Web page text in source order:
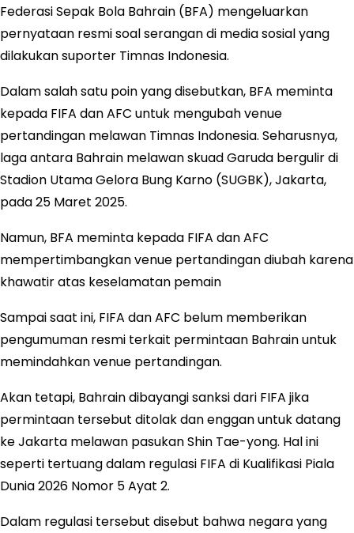
Federasi Sepak Bola Bahrain (BFA) mengeluarkan
pernyataan resmi soal serangan di media sosial yang
dilakukan suporter Timnas Indonesia.
Dalam salah satu poin yang disebutkan, BFA meminta
kepada FIFA dan AFC untuk mengubah venue
pertandingan melawan Timnas Indonesia. Seharusnya,
laga antara Bahrain melawan skuad Garuda bergulir di
Stadion Utama Gelora Bung Karno (SUGBK), Jakarta,
pada 25 Maret 2025.
Namun, BFA meminta kepada FIFA dan AFC
mempertimbangkan venue pertandingan diubah karena
khawatir atas keselamatan pemain
Sampai saat ini, FIFA dan AFC belum memberikan
pengumuman resmi terkait permintaan Bahrain untuk
memindahkan venue pertandingan.
Akan tetapi, Bahrain dibayangi sanksi dari FIFA jika
permintaan tersebut ditolak dan enggan untuk datang
ke Jakarta melawan pasukan Shin Tae-yong. Hal ini
seperti tertuang dalam regulasi FIFA di Kualifikasi Piala
Dunia 2026 Nomor 5 Ayat 2.
Dalam regulasi tersebut disebut bahwa negara yang